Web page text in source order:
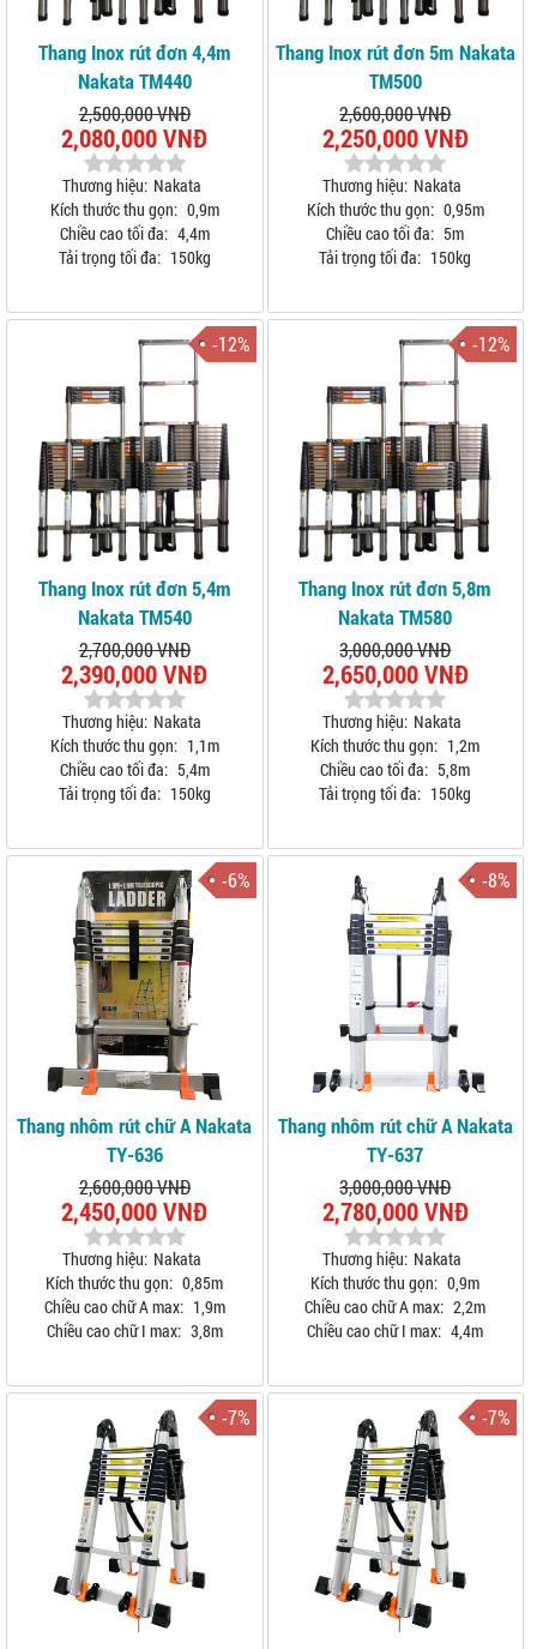
Thang Inox rút đơn 4,4m
Nakata TM440
2,500,000 VNĐ
2,080,000 VNĐ
Thương hiệu: Nakata
Kích thước thu gọn: 0,9m
Chiều cao tối đa: 4,4m
Tải trọng tối đa: 150kg
Thang Inox rút đơn 5m Nakata
TM500
2,600,000 VNĐ
2,250,000 VNĐ
Thương hiệu: Nakata
Kích thước thu gọn: 0,95m
Chiều cao tối đa: 5m
Tải trọng tối đa: 150kg
-12%
Thang Inox rút đơn 5,4m
Nakata TM540
2,700,000 VNĐ
2,390,000 VNĐ
Thương hiệu: Nakata
Kích thước thu gọn: 1,1m
Chiều cao tối đa: 5,4m
Tải trọng tối đa: 150kg
-12%
Thang Inox rút đơn 5,8m
Nakata TM580
3,000,000 VNĐ
2,650,000 VNĐ
Thương hiệu: Nakata
Kích thước thu gọn: 1,2m
Chiều cao tối đa: 5,8m
Tải trọng tối đa: 150kg
-6%
Thang nhôm rút chữ A Nakata
TY-636
2,600,000 VNĐ
2,450,000 VNĐ
Thương hiệu: Nakata
Kích thước thu gọn: 0,85m
Chiều cao chữ A max: 1,9m
Chiều cao chữ I max: 3,8m
-8%
Thang nhôm rút chữ A Nakata
TY-637
3,000,000 VNĐ
2,780,000 VNĐ
Thương hiệu: Nakata
Kích thước thu gọn: 0,9m
Chiều cao chữ A max: 2,2m
Chiều cao chữ I max: 4,4m
-7% -7%